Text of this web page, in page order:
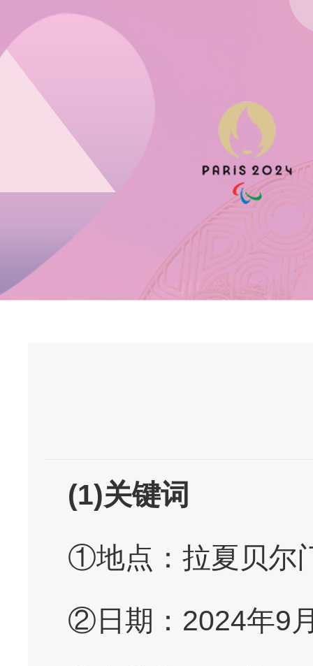
(1)关键词
①地点：拉夏贝尔
②日期：2024年9